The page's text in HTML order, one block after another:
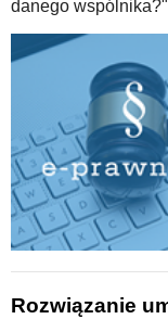
danego wspólnika?"
Rozwiązanie